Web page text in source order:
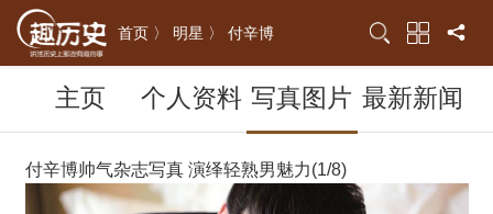
首页 〉 明星 〉 付辛博
主页 个人资料 写真图片 最新新闻
付辛博帅气杂志写真 演绎轻熟男魅力(1/8)